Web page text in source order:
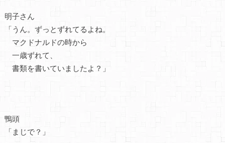
明子さん
「うん。ずっとずれてるよね。
マクドナルドの時から
一歳ずれて、
書類を書いていましたよ？」
鴨頭
「まじで？」